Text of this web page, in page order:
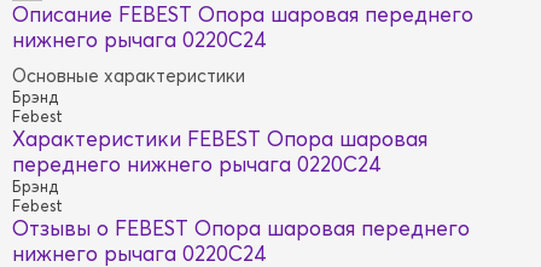
Описание FEBEST Опора шаровая переднего
нижнего рычага 0220C24
Основные характеристики
Брэнд
Febest
Характеристики FEBEST Опора шаровая
переднего нижнего рычага 0220C24
Брэнд
Febest
Отзывы о FEBEST Опора шаровая переднего
нижнего рычага 0220C24